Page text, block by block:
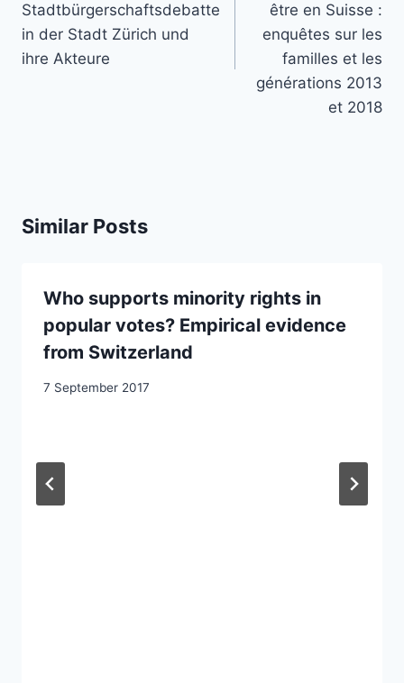
Stadtbürgerschaftsdebatte
in der Stadt Zürich und
ihre Akteure
être en Suisse :
enquêtes sur les
familles et les
générations 2013
et 2018
Similar Posts
Who supports minority rights in
popular votes? Empirical evidence
from Switzerland
7 September 2017